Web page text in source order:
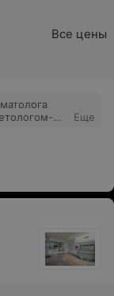
Все цены
к
анализы в
Еще